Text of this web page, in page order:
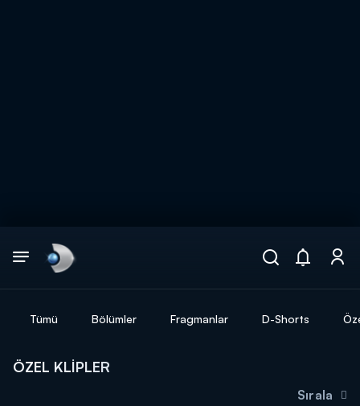
DİĞER SONUÇLAR
Tümü Bölümler Fragmanlar D-Shorts
ÖZEL KLIPLER
Sırala